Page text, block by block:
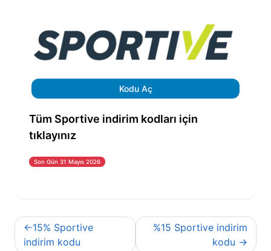
Kodu Aç
Tüm Sportive indirim kodları için
tıklayınız
Son Gün 31 Mayıs 2026
Yazı
gezinmesi
15% Sportive
indirim kodu
%15 Sportive indirim
kodu